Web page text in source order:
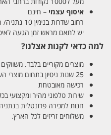
איסוף עצמי – חינם
רחוב שדרות בנימין 10 נתניה/ רחוב פנקס 12 נתניה – לבחירתכם
יש לתאם מראש זמן הגעה לאיסוף
למה כדאי לקנות אצלנו?
מוצרים מקוריים בלבד.
25 שנות ניסיון בתחום מוצרי השיער והטיפוח
רכישה מאובטחת
שירות טלפוני מהיר ומקצועי
חנות למכירה פרונטלית בנתניה
משלוחים זריזים לכל הארץ.